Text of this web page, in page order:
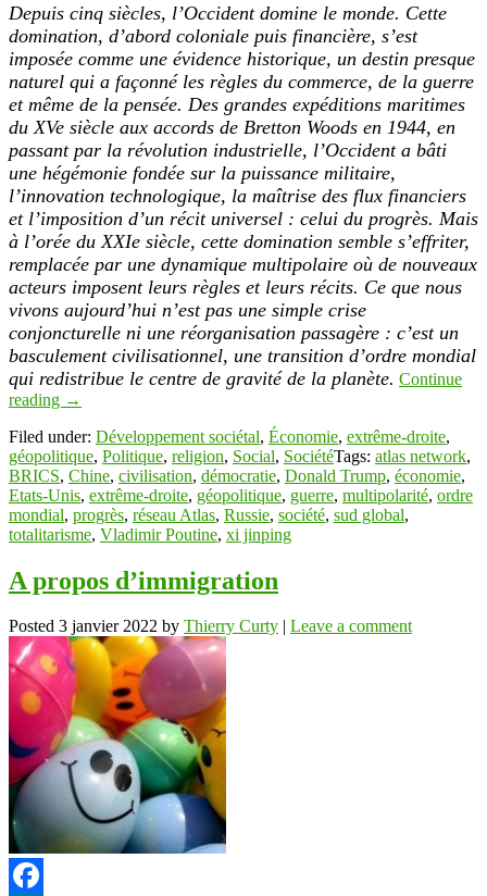
Depuis cinq siècles, l’Occident domine le monde. Cette
domination, d’abord coloniale puis financière, s’est
imposée comme une évidence historique, un destin presque
naturel qui a façonné les règles du commerce, de la guerre
et même de la pensée. Des grandes expéditions maritimes
du XVe siècle aux accords de Bretton Woods en 1944, en
passant par la révolution industrielle, l’Occident a bâti
une hégémonie fondée sur la puissance militaire,
l’innovation technologique, la maîtrise des flux financiers
et l’imposition d’un récit universel : celui du progrès. Mais
à l’orée du XXIe siècle, cette domination semble s’effriter,
remplacée par une dynamique multipolaire où de nouveaux
acteurs imposent leurs règles et leurs récits. Ce que nous
vivons aujourd’hui n’est pas une simple crise
conjoncturelle ni une réorganisation passagère : c’est un
basculement civilisationnel, une transition d’ordre mondial
qui redistribue le centre de gravité de la planète. Continue
reading →
Filed under: Développement sociétal, Économie, extrême-droite,
géopolitique, Politique, religion, Social, SociétéTags: atlas network,
BRICS, Chine, civilisation, démocratie, Donald Trump, économie,
Etats-Unis, extrême-droite, géopolitique, guerre, multipolarité, ordre
mondial, progrès, réseau Atlas, Russie, société, sud global,
totalitarisme, Vladimir Poutine, xi jinping
A propos d’immigration
Posted 3 janvier 2022 by Thierry Curty Leave a comment